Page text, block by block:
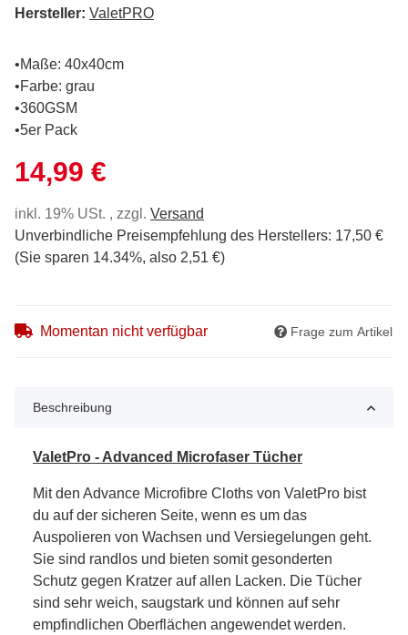
Hersteller: ValetPRO
•Maße: 40x40cm
•Farbe: grau
•360GSM
•5er Pack
14,99 €
inkl. 19% USt. , zzgl. Versand
Unverbindliche Preisempfehlung des Herstellers: 17,50 €
(Sie sparen 14.34%, also 2,51 €)
Momentan nicht verfügbar Frage zum Artikel
Beschreibung
ValetPro - Advanced Microfaser Tücher
Mit den Advance Microfibre Cloths von ValetPro bist
du auf der sicheren Seite, wenn es um das
Auspolieren von Wachsen und Versiegelungen geht.
Sie sind randlos und bieten somit gesonderten
Schutz gegen Kratzer auf allen Lacken. Die Tücher
sind sehr weich, saugstark und können auf sehr
empfindlichen Oberflächen angewendet werden.